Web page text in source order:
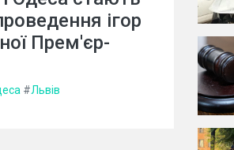
ігор
Прем'єр-
#Львів